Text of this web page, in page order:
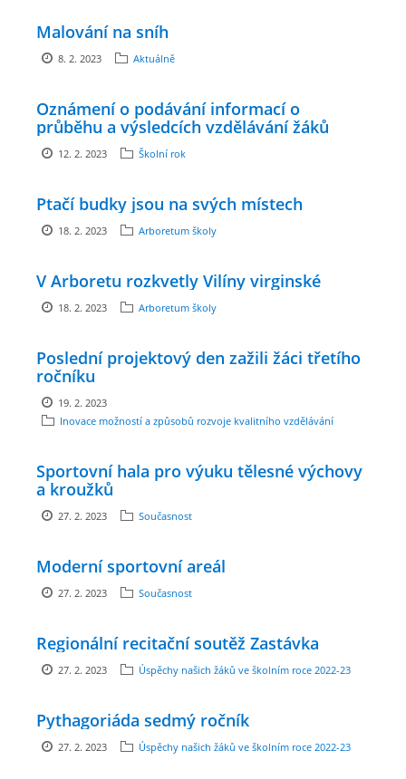
KROUŽKY
NAŠE ÚSPĚCHY
GDPR
REZERVAČNÍ SYSTÉM SPORTOVNÍ HALY
ŠKOLNÍ PORADENSKÉ PRACOVIŠTĚ
NEPOTŘEBNÝ MAJETEK
VOLNÁ PRACOVNÍ MÍSTA
ARBORETUM ŠKOLY
Malování na sníh
8. 2. 2023 Aktuálně
Oznámení o podávání informací o
průběhu a výsledcích vzdělávání žáků
12. 2. 2023 Školní rok
Ptačí budky jsou na svých místech
18. 2. 2023 Arboretum školy
V Arboretu rozkvetly Vilíny virginské
18. 2. 2023 Arboretum školy
Poslední projektový den zažili žáci třetího
ročníku
19. 2. 2023
Inovace možností a způsobů rozvoje kvalitního vzdělávání
Sportovní hala pro výuku tělesné výchovy
a kroužků
27. 2. 2023 Současnost
Moderní sportovní areál
27. 2. 2023 Současnost
Regionální recitační soutěž Zastávka
27. 2. 2023 Úspěchy našich žáků ve školním roce 2022-23
Pythagoriáda sedmý ročník
27. 2. 2023 Úspěchy našich žáků ve školním roce 2022-23